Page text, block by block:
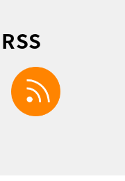
facebook